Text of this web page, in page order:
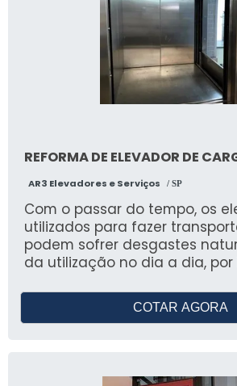
REFORMA DE ELEVADOR DE
AR3 Elevadores e Serviços / SP
Com o passar do tempo, os
utilizados para fazer
podem sofrer desgastes
da utilização no dia a dia, por
COTAR AGORA